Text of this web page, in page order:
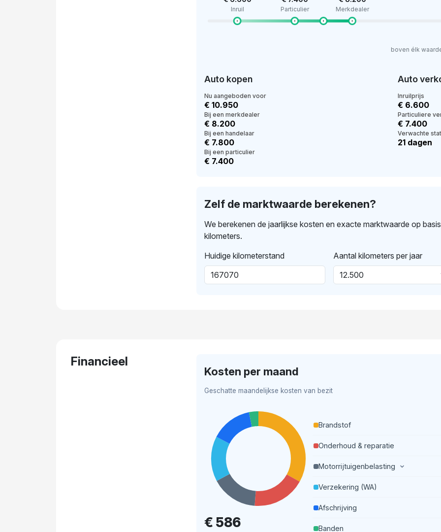
Inruil Particulier Merkdealer
boven élk
Auto kopen
Nu aangeboden voor
€ 10.950
Bij een merkdealer
€ 8.200
Bij een handelaar
€ 7.800
Bij een particulier
€ 7.400
Auto
Inruilprijs
€ 6.600
Particuliere
€ 7.400
Verwachte
21 dagen
Zelf de marktwaarde berekenen?
We berekenen de jaarlijkse kosten en exacte marktwaarde op
kilometers.
Huidige kilometerstand
Aantal kilometers per jaar
Financieel
Kosten per maand
Geschatte maandelijkse kosten van bezit
€ 586
Brandstof
Onderhoud & reparatie
Motorrijtuigenbelasting
Verzekering (WA)
Afschrijving
Banden